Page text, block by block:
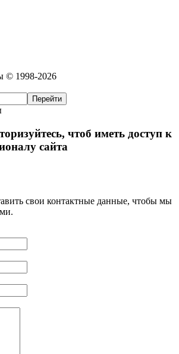
© 1998-2026
чтоб иметь доступ к
сайта
свои контактные данные, чтобы мы